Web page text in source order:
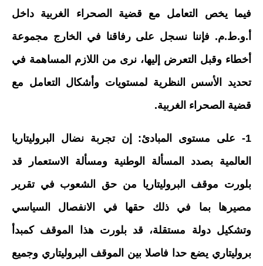
فيما يخص التعامل مع قضية الصحراء الغربية داخل
أ.و.ط.م. فإننا نسجل على رفاقنا في الخارج مجموعة
أخطاء وقبل التعرض إليها، نرى من اللازم المساهمة في
تحديد الأسس النظرية لمستويات وأشكال التعامل مع
قضية الصحراء الغربية.
1- على مستوى المبادئ: إن تجربة نضال البروليتاريا
العالمية بصدد المسألة الوطنية ومسألة الاستعمار قد
بلورت موقف البروليتاريا من حق الشعوب في تقرير
مصيرها بما في ذلك حقها في الانفصال السياسي
وتشكيل دولة مستقلة، قد بلورت هذا الموقف كمبدأ
بروليتاري يضع حدا فاصلا بين الموقف البروليتاري وجميع